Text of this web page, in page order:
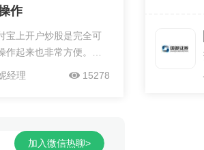
作
宝上开户炒股是完全可
作起来也非常方便。通
可以选择多家证券公司
如中信建投、国信证
经理 15278
加入微信热聊>